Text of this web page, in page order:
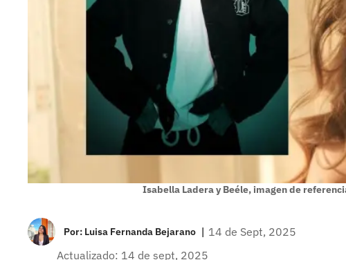
Isabella Ladera y Beéle, imagen de
Por: Luisa Fernanda Bejarano | 14 de Sept, 2025
Actualizado: 14 de sept, 2025